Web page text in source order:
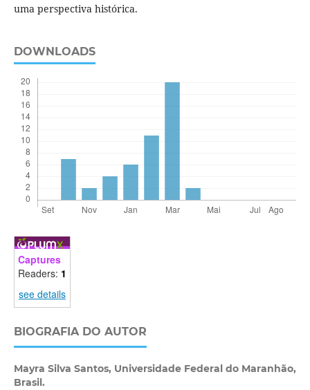
uma perspectiva histórica.
DOWNLOADS
Captures
Readers: 1
see details
BIOGRAFIA DO AUTOR
Mayra Silva Santos, Universidade Federal do Maranhão,
Brasil.